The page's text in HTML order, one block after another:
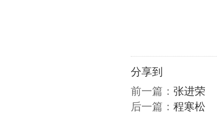
分享到
前一篇： 张进荣
后一篇： 程寒松